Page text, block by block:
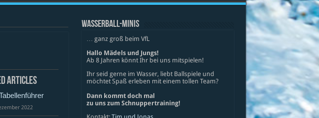
Articles
2022
WASSERBALL-MINIS
… ganz groß beim VfL
Hallo Mädels und Jungs!
Ab 8 Jahren könnt Ihr bei uns mitspielen!
Ihr seid gerne im Wasser, liebt Ballspiele und
möchtet Spaß erleben mit einem tollen Team?
Dann kommt doch mal
zu uns zum Schnuppertraining!